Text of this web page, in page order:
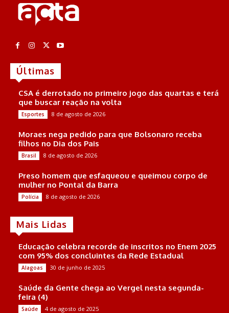
Últimas
CSA é derrotado no primeiro jogo das quartas e terá
que buscar reação na volta
Esportes 8 de agosto de 2026
Moraes nega pedido para que Bolsonaro receba
filhos no Dia dos Pais
Brasil 8 de agosto de 2026
Preso homem que esfaqueou e queimou corpo de
mulher no Pontal da Barra
Polícia 8 de agosto de 2026
Mais Lidas
Educação celebra recorde de inscritos no Enem 2025
com 95% dos concluintes da Rede Estadual
Alagoas 30 de junho de 2025
Saúde da Gente chega ao Vergel nesta segunda-
feira (4)
Saúde 4 de agosto de 2025